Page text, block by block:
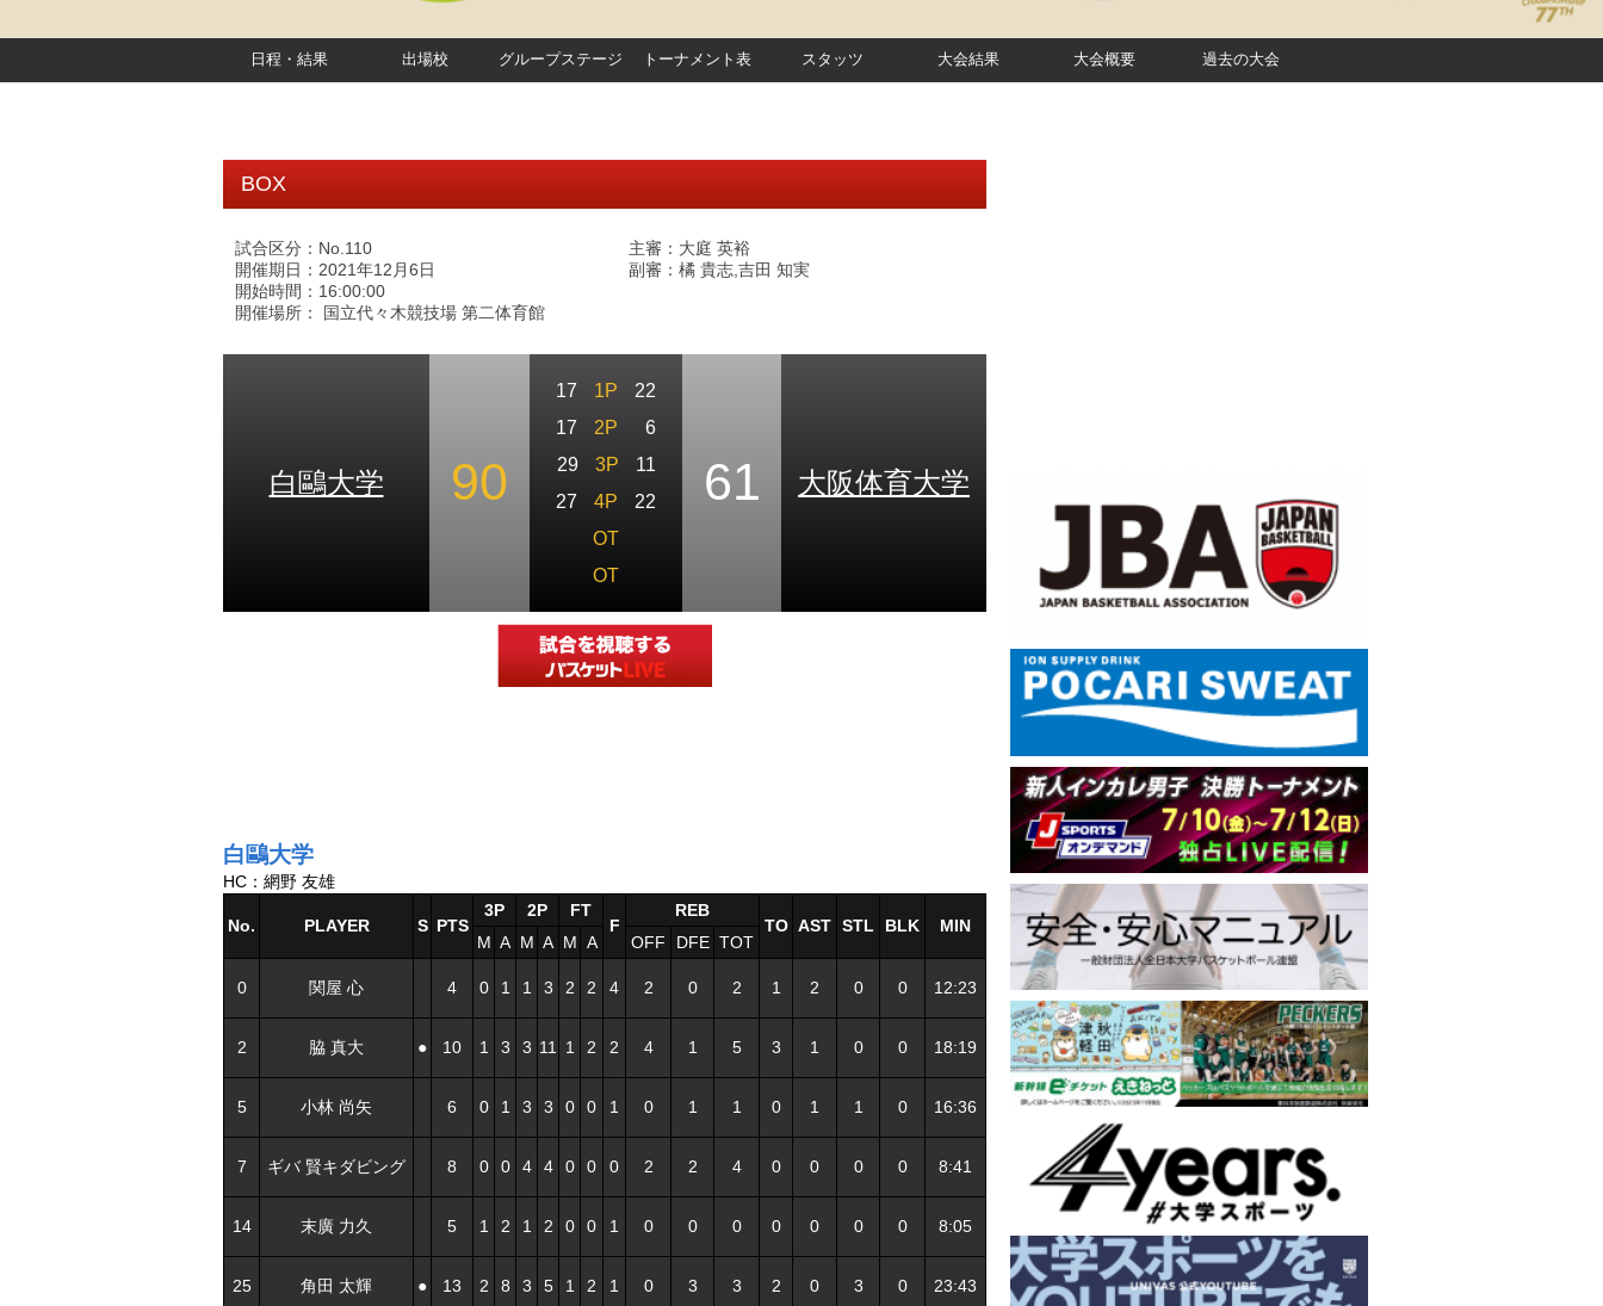
日程・結果 出場校 グループステージ トーナメント表 スタッツ 大会結果 大会概要 過去の大会
BOX
試合区分：No.110
開催期日：2021年12月6日
開始時間：16:00:00
開催場所： 国立代々木競技場 第二体育館
主審：大庭 英裕
副審：橘 貴志,吉田 知実
白鷗大学 90
17 1P
22
17
2P
6
29
3P
11
27
4P
22
OT
OT
61 大阪体育大学
白鷗大学
HC：網野 友雄
No. PLAYER S PTS
3P 2P
FT
F
REB
TO AST STL BLK
MIN
M A M A M A OFF DFE TOT
0 関屋 心 4 0 1 1 3 2 2 4 2 0 2 1 2 0 0 12:23
2 脇 真大 ● 10 1 3 3 11 1 2 2 4 1 5 3 1 0 0 18:19
5 小林 尚矢 6 0 1 3 3 0 0 1 0 1 1 0 1 1 0 16:36
7 ギバ 賢キダビング 8 0 0 4 4 0 0 0 2 2 4 0 0 0 0 8:41
14 末廣 力久 5 1 2 1 2 0 0 1 0 0 0 0 0 0 0 8:05
25 角田 太輝 ● 13 2 8 3 5 1 2 1 0 3 3 2 0 3 0 23:43